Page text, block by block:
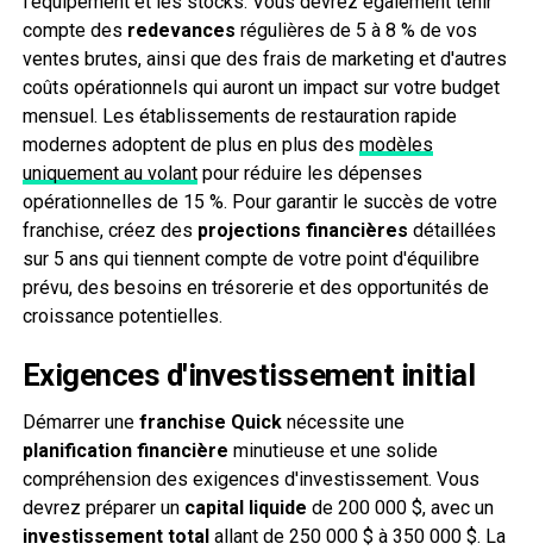
compte des redevances régulières de 5 à 8 % de vos
ventes brutes, ainsi que des frais de marketing et d'autres
coûts opérationnels qui auront un impact sur votre budget
mensuel. Les établissements de restauration rapide
modernes adoptent de plus en plus des modèles
uniquement au volantpour réduire les dépenses
opérationnelles de 15 %. Pour garantir le succès de votre
franchise, créez des projections financières détaillées
sur 5 ans qui tiennent compte de votre point d'équilibre
prévu, des besoins en trésorerie et des opportunités de
croissance potentielles.
Exigences d'investissement initial
Démarrer une franchise Quicknécessite une
planification financière minutieuse et une solide
compréhension des exigences d'investissement. Vous
devrez préparer un capital liquide de 200 000 $, avec un
investissement totalallant de 250 000 $ à 350 000 $. La